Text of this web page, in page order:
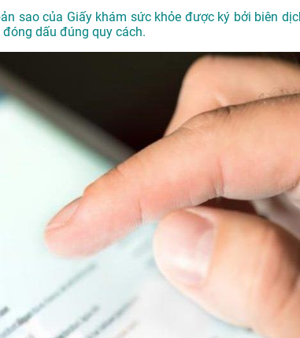
sao của Giấy khám sức khỏe được ký bởi biên
dấu đúng quy cách.